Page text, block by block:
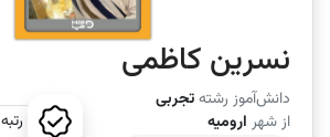
نسرین کاظمی
دانش‌آموز رشتهتجربی
از شهر ارومیه
رتبه 2100 منطقه سه